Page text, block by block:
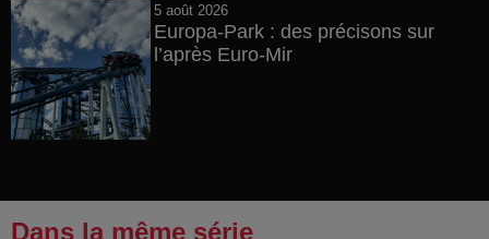
5 août 2026
Europa-Park : des précisons sur
l’après Euro-Mir
Dans la même série